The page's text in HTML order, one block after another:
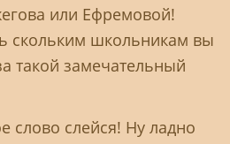
или Ефремовой!
скольким школьникам вы
такой замечательный
слово слейся! Ну ладно